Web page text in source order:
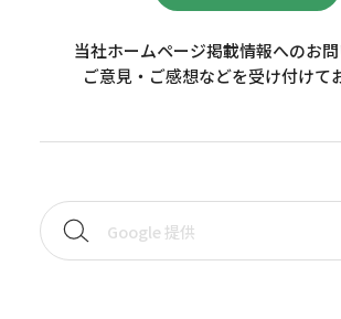
当社ホームページ掲載情報へのお問
ご意見・ご感想などを受け付けて